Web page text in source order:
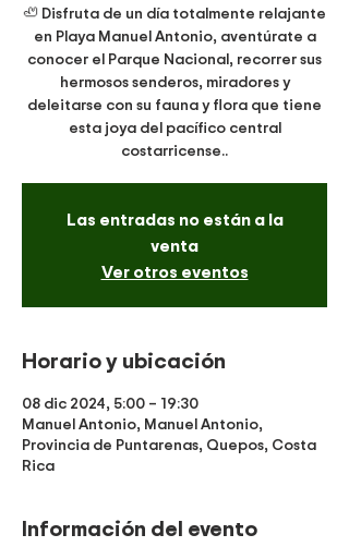
🦥 Disfruta de un día totalmente relajante
en Playa Manuel Antonio, aventúrate a
conocer el Parque Nacional, recorrer sus
hermosos senderos, miradores y
deleitarse con su fauna y flora que tiene
esta joya del pacífico central
costarricense..
Las entradas no están a la
venta
Ver otros eventos
Horario y ubicación
08 dic 2024, 5:00 – 19:30
Manuel Antonio, Manuel Antonio,
Provincia de Puntarenas, Quepos, Costa
Rica
Información del evento